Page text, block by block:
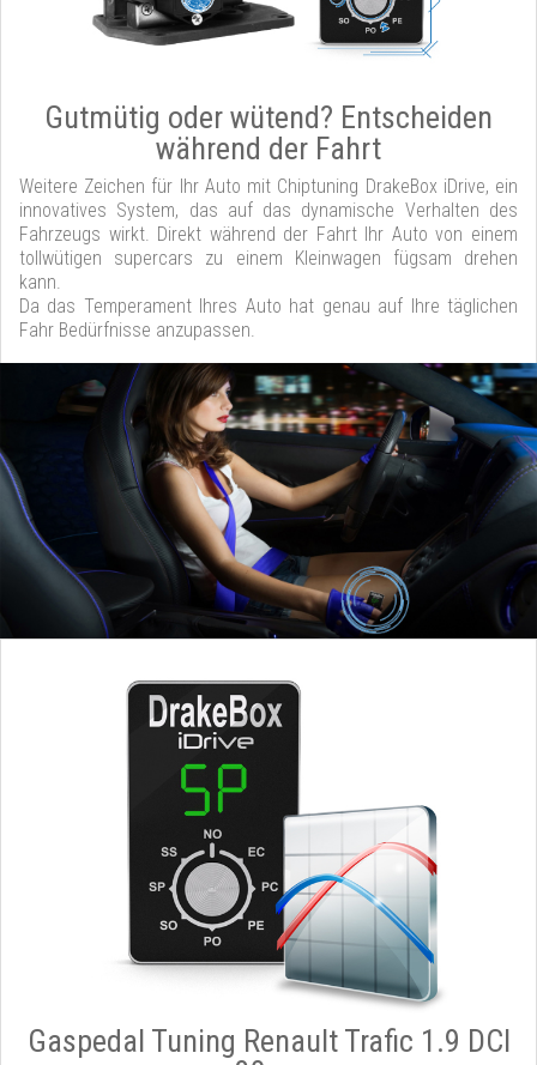
Gutmütig oder wütend? Entscheiden
während der Fahrt
Weitere Zeichen für Ihr Auto mit Chiptuning DrakeBox iDrive, ein
innovatives System, das auf das dynamische Verhalten des
Fahrzeugs wirkt. Direkt während der Fahrt Ihr Auto von einem
tollwütigen supercars zu einem Kleinwagen fügsam drehen
kann.
Da das Temperament Ihres Auto hat genau auf Ihre täglichen
Fahr Bedürfnisse anzupassen.
Gaspedal Tuning Renault Trafic 1.9 DCI